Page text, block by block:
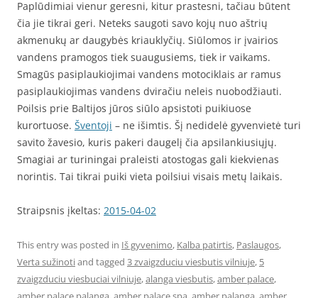
Paplūdimiai vienur geresni, kitur prastesni, tačiau būtent
čia jie tikrai geri. Neteks saugoti savo kojų nuo aštrių
akmenukų ar daugybės kriauklyčių. Siūlomos ir įvairios
vandens pramogos tiek suaugusiems, tiek ir vaikams.
Smagūs pasiplaukiojimai vandens motociklais ar ramus
pasiplaukiojimas vandens dviračiu neleis nuobodžiauti.
Poilsis prie Baltijos jūros siūlo apsistoti puikiuose
kurortuose. Šventoji – ne išimtis. Šį nedidelė gyvenvietė turi
savito žavesio, kuris pakeri daugelį čia apsilankiusiųjų.
Smagiai ar turiningai praleisti atostogas gali kiekvienas
norintis. Tai tikrai puiki vieta poilsiui visais metų laikais.
Straipsnis įkeltas: 2015-04-02
This entry was posted in Iš gyvenimo, Kalba patirtis, Paslaugos,
Verta sužinotiand tagged 3 zvaigzduciu viesbutis vilniuje, 5
zvaigzduciu viesbuciai vilniuje,alanga viesbutis,amber palace,